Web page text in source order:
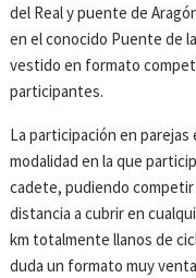
del Real y puente de
en el conocido Puente de
vestido en formato
participantes.
La participación en
modalidad en la que
cadete, pudiendo
distancia a cubrir en
km totalmente llanos de
duda un formato muy